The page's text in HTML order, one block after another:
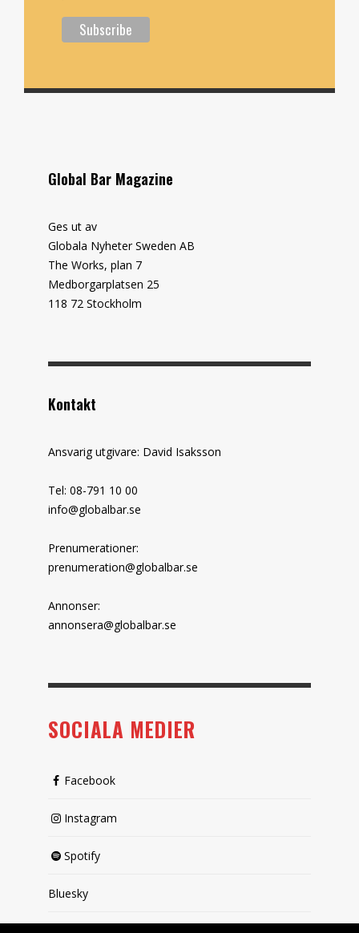
Global Bar Magazine
Ges ut av
Globala Nyheter Sweden AB
The Works, plan 7
Medborgarplatsen 25
118 72 Stockholm
Kontakt
Ansvarig utgivare: David Isaksson
Tel: 08-791 10 00
info@globalbar.se
Prenumerationer:
prenumeration@globalbar.se
Annonser:
annonsera@globalbar.se
SOCIALA MEDIER
Facebook
Instagram
Spotify
Bluesky